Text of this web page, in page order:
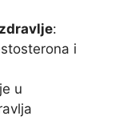
:
i
u